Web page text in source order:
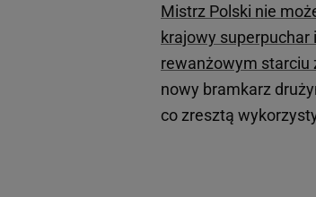
Mistrz Polski nie
krajowy superpuchar
rewanżowym starciu
nowy bramkarz
co zresztą